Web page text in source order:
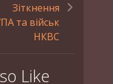
Зіткнення
та військ
НКВС
Like